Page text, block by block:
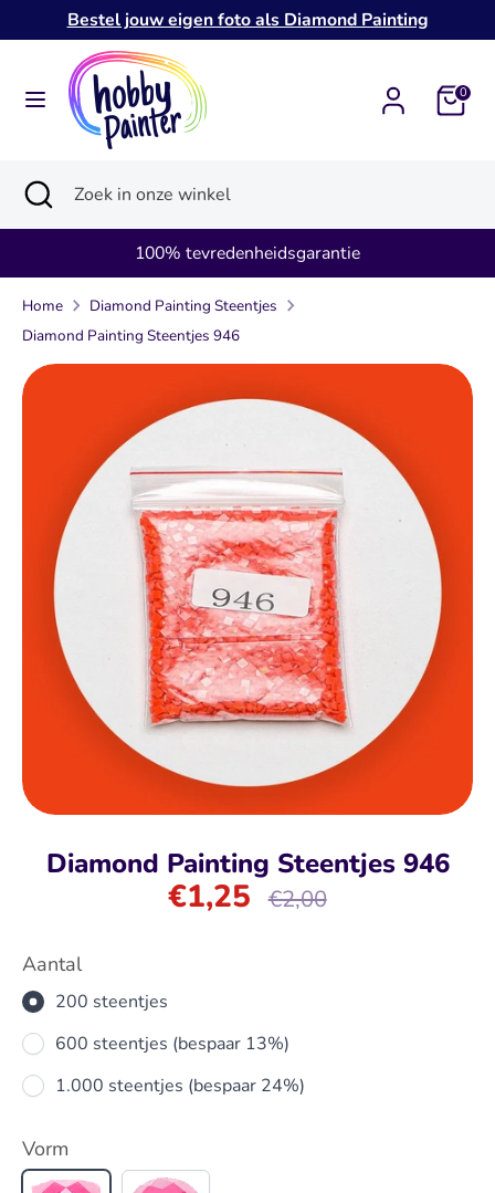
naar
Bestel jouw eigen foto als Diamond Painting
0
ZoekenZoek
in
winkel
ZoekenZoek
winkel
Zoekopdracht
sluiten
100% tevredenheidsgarantie
Home
Diamond Painting Steentjes
Diamond Painting Steentjes 946
Diamond Painting Steentjes 946
€1,25
Normale
€2,00
Aantal
200 steentjes
600 steentjes (bespaar 13%)
1.000 steentjes (bespaar 24%)
Vorm
Vierkant Rond